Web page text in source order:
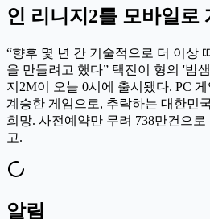
인 리니지2를 모바일로
“향후 몇 년 간 기술적으로 더 이상
을 만들려고 했다” 택진이 형의 '밤
지2M이 오늘 0시에 출시됐다. PC
계승한 게임으로, 추락하는 대한민
희망. 사전예약만 무려 738만건으
고.
알림